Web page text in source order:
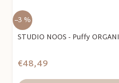
–3 %
STUDIO NOOS - Puffy
€48,49